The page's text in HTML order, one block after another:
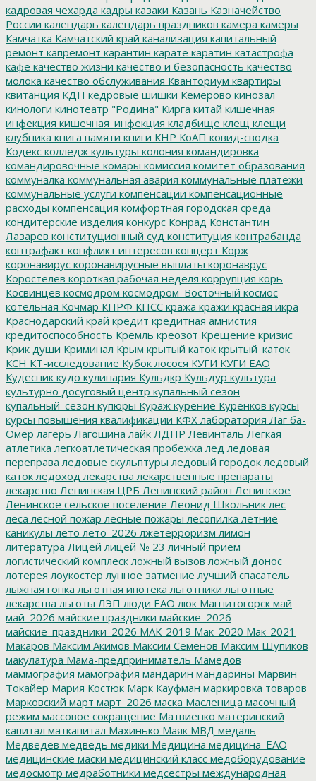
кадровая чехарда кадры казаки Казань Казначейство
России календарь календарь праздников камера камеры
Камчатка Камчатский край канализация капитальный
ремонт капремонт карантин карате каратин катастрофа
кафе качество жизни качество и безопасность качество
молока качество обслуживания Кванториум квартиры
квитанция КДН кедровые шишки Кемерово кинозал
кинологи кинотеатр "Родина" Кирга китай кишечная
инфекция кишечная_инфекция кладбище клещ клещи
клубника книга памяти книги КНР КоАП ковид-сводка
Кодекс колледж культуры колония командировка
командировочные комары комиссия комитет образования
коммуналка коммунальная авария коммунальные платежи
коммунальные услуги компенсации компенсационные
расходы компенсация комфортная городская среда
кондитерские изделия конкурс Конрад Константин
Лазарев конституционный суд конституция контрабанда
контрафакт конфликт интересов концерт Корж
коронавирус коронавирусные выплаты коронаврус
Коростелев короткая рабочая неделя коррупция корь
Косвинцев космодром космодром_Восточный космос
котельная Кочмар КПРФ КПСС кража кражи красная икра
Краснодарский край кредит кредитная амнистия
кредитоспособность Кремль креозот Крещение кризис
Крик души Криминал Крым крытый каток крытый_каток
КСН КТ-исследование Кубок лосося КУГИ КУГИ ЕАО
Кудесник кудо кулинария Кульдкр Кульдур культура
культурно досуговый центр купальный сезон
купальный_сезон купюры Кураж курение Куренков курсы
курсы повышения квалификации КФХ лаборатория Лаг ба-
Омер лагерь Лагошина лайк ЛДПР Левинталь Легкая
атлетика легкоатлетическая пробежка лед ледовая
переправа ледовые скульптуры ледовый городок ледовый
каток ледоход лекарства лекарственные препараты
лекарство Ленинская ЦРБ Ленинский район Ленинское
Ленинское сельское поселение Леонид Школьник лес
леса лесной пожар лесные пожары лесопилка летние
каникулы лето лето_2026 лжетерроризм лимон
литература Лицей лицей № 23 личный прием
логистический комплеск ложный вызов ложный донос
лотерея лоукостер лунное затмение лучший спасатель
лыжная гонка льготная ипотека льготники льготные
лекарства льготы ЛЭП люди ЕАО люк Магнитогорск май
май_2026 майские праздники майские_2026
майские_праздники_2026 МАК-2019 Мак-2020 Мак-2021
Макаров Максим Акимов Максим Семенов Максим Шупиков
макулатура Мама-предприниматель Мамедов
маммография мамография мандарин мандарины Марвин
Токайер Мария Костюк Марк Кауфман маркировка товаров
Марковский март март_2026 маска Масленица масочный
режим массовое сокращение Матвиенко материнский
капитал маткапитал Махинько Маяк МВД медаль
Медведев медведь медики Медицина медицина_ЕАО
медицинские маски медицинский класс медоборудование
медосмотр медработники медсестры международная